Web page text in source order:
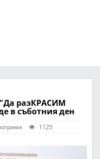
разКРАСИМ
в съботния ден
1125